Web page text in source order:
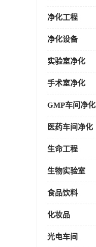
净化工程
净化设备
实验室净化
手术室净化
GMP车间净化
医药车间净化
生命工程
生物实验室
食品饮料
化妆品
光电车间